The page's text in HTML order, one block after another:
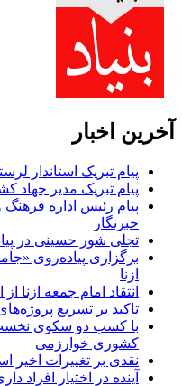
آخرین اخبار
پیام تبریک استاندار
پیام تبریک مدیر جهاد
پیام رئیس اداره فرهنگ
خبرنگار
تجلی شور حسینی در
برگزاری پیاده‌روی
ازنا
انتقاد امام جمعه ازنا
تاکید بر تسریع
با کسب دو سکوی نخست
کشوری خوارزمی
نقدی بر تغییرات اخیر
آینده در اختیار افراد